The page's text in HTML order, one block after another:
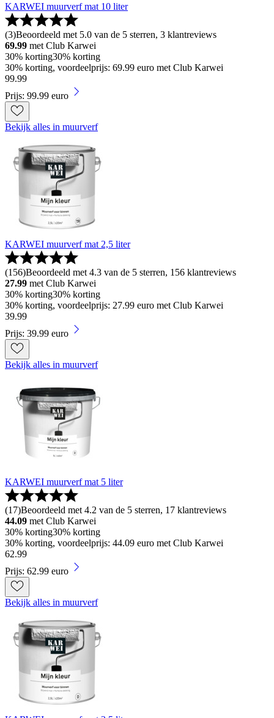
KARWEI muurverf mat 10 liter
(3)Beoordeeld met 5.0 van de 5 sterren, 3 klantreviews
69.99 met Club Karwei
30% korting30% korting
30% korting, voordeelprijs: 69.99 euro met Club Karwei
99.99
Prijs: 99.99 euro
Bekijk alles in muurverf
KARWEI muurverf mat 2,5 liter
(156)Beoordeeld met 4.3 van de 5 sterren, 156 klantreviews
27.99 met Club Karwei
30% korting30% korting
30% korting, voordeelprijs: 27.99 euro met Club Karwei
39.99
Prijs: 39.99 euro
Bekijk alles in muurverf
KARWEI muurverf mat 5 liter
(17)Beoordeeld met 4.2 van de 5 sterren, 17 klantreviews
44.09 met Club Karwei
30% korting30% korting
30% korting, voordeelprijs: 44.09 euro met Club Karwei
62.99
Prijs: 62.99 euro
Bekijk alles in muurverf